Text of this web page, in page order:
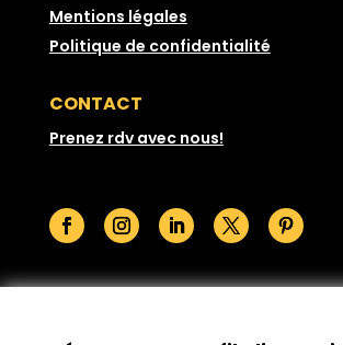
Mentions légales
Politique de confidentialité
CONTACT
Prenez rdv avec nous!